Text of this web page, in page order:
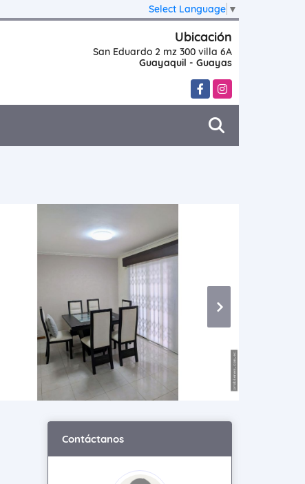
Select Language ▼
Ubicación
San Eduardo 2 mz 300 villa 6A
Guayaquil - Guayas
FacebookInstagram
Contáctanos